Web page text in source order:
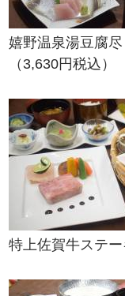
嬉野温泉湯豆腐
（3,630円税込）
特上佐賀牛ステ